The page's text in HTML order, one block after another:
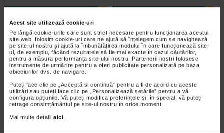
Acest site utilizează cookie-uri
Pe lângă cookie-urile care sunt strict necesare pentru funcționarea acestui
site web, folosim cookie-uri care ne ajută să înțelegem cum se navighează
pe site-ul nostru și ajută la îmbunătățirea modului în care funcționează site-
ul, de exemplu, făcând rezultatele să fie mai exacte în cazul căutărilor,
pentru a măsura performanța site-ului nostru. Partenerii noștri folosesc
instrumente de urmărire pentru a oferi publicitate personalizată pe baza
obiceiurilor dvs. de navigare.
Puteți face clic pe „Acceptă si continuă” pentru a fi de acord cu aceste
utilizări sau puteți face clic pe „Personalizează setările” pentru a vă
configura opțiunile. Vă puteți modifica preferințele și, în special, vă puteți
retrage consimțământul pe site-ul nostru în orice moment.
Mai multe detalii aici.
-40% Preț întreg: 77.90 Lei
Preț redus: 46.74 Lei
Gerovital H3 Evolution fiole cu
-40% Preț întreg: 78.20 Lei
Preț redus: 46.92 Lei